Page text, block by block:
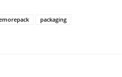
packaging